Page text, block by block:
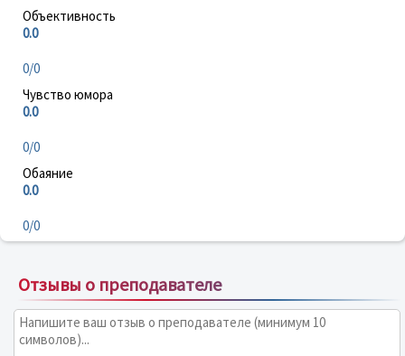
Объективность
0.0
0/0
Чувство юмора
0.0
0/0
Обаяние
0.0
0/0
Отзывы о преподавателе